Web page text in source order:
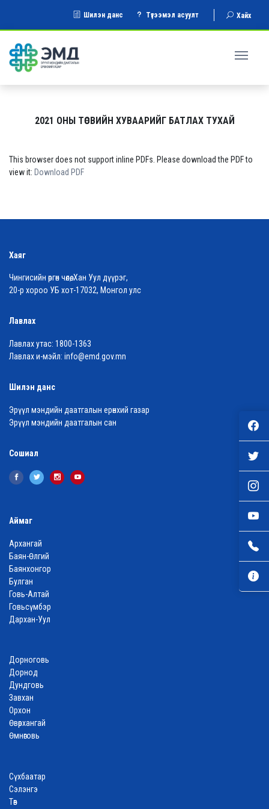
Шилэн данс Түгээмэл асуулт Хайх
2021 ОНЫ ТӨСВИЙН ХУВААРИЙГ БАТЛАХ ТУХАЙ
This browser does not support inline PDFs. Please download the PDF to
view it: Download PDF
Хаяг
Чингисийн өргөн чөлөө, Хан Уул дүүрэг,
20-р хороо УБ хот-17032, Монгол улс
Лавлах
Лавлах утас: 1800-1363
Лавлах и-мэйл: info@emd.gov.mn
Шилэн данс
Эрүүл мэндийн даатгалын ерөнхий газар
Эрүүл мэндийн даатгалын сан
Сошиал
Аймаг
Архангай
Баян-Өлгий
Баянхонгор
Булган
Говь-Алтай
Говьсүмбэр
Дархан-Уул
Дорноговь
Дорнод
Дундговь
Завхан
Орхон
Өвөрхангай
Өмнөговь
Сүхбаатар
Сэлэнгэ
Төв